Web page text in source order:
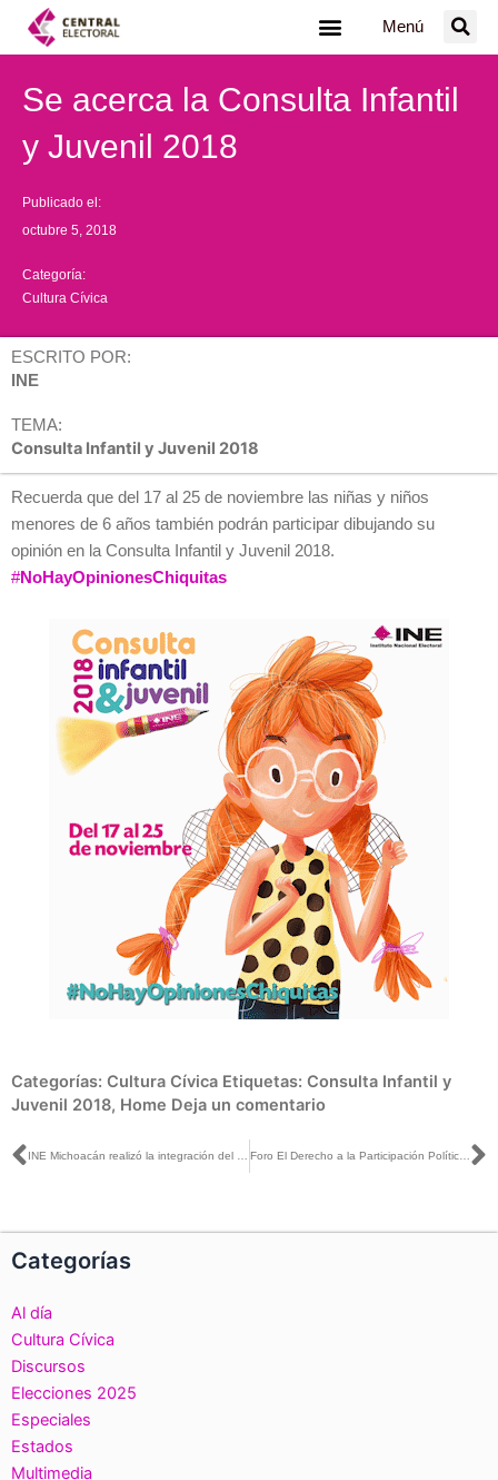
Menú
Se acerca la Consulta Infantil
y Juvenil 2018
Publicado el:
octubre 5, 2018
Categoría:
Cultura Cívica
ESCRITO POR:
INE
TEMA:
Consulta Infantil y Juvenil 2018
Recuerda que del 17 al 25 de noviembre las niñas y niños
menores de 6 años también podrán participar dibujando su
opinión en la Consulta Infantil y Juvenil 2018.
#NoHayOpinionesChiquitas
Categorías: Cultura Cívica Etiquetas: Consulta Infantil y
Juvenil 2018, Home Deja un comentario
Ant Foro El Derecho a la Participación Política de las Personas con Discapacidad
Categorías
Al día
Cultura Cívica
Discursos
Elecciones 2025
Especiales
Estados
Multimedia